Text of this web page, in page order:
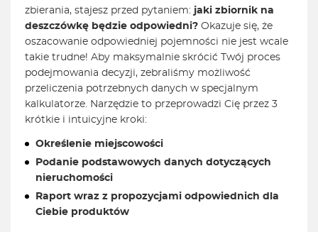
zbierania, stajesz przed pytaniem: jaki zbiornik na
deszczówkę będzie odpowiedni? Okazuje się, że
oszacowanie odpowiedniej pojemności nie jest wcale
takie trudne! Aby maksymalnie skrócić Twój proces
podejmowania decyzji, zebraliśmy możliwość
przeliczenia potrzebnych danych w specjalnym
kalkulatorze. Narzędzie to przeprowadzi Cię przez 3
krótkie i intuicyjne kroki:
Określenie miejscowości
Podanie podstawowych danych dotyczących
nieruchomości
Raport wraz z propozycjami odpowiednich dla
Ciebie produktów